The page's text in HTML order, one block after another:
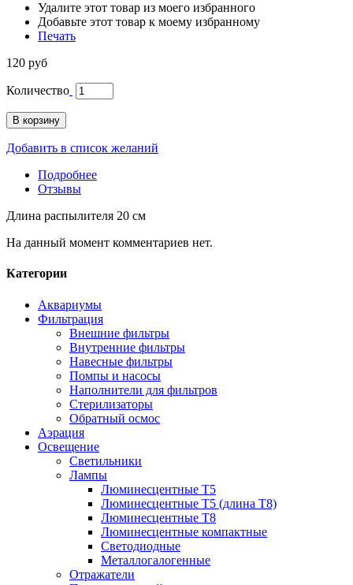
Удалите этот товар из моего избранного
Добавьте этот товар к моему избранному
Печать
120 руб
Количество
В корзину
Добавить в список желаний
Подробнее
Отзывы
Длина распылителя 20 см
На данный момент комментариев нет.
Категории
Аквариумы
Фильтрация
Внешние фильтры
Внутренние фильтры
Навесные фильтры
Помпы и насосы
Наполнители для фильтров
Стерилизаторы
Обратный осмос
Аэрация
Освещение
Светильники
Лампы
Люминесцентные T5
Люминесцентные T5 (длина T8)
Люминесцентные T8
Люминесцентные компактные
Светодиодные
Металлогалогенные
Отражатели